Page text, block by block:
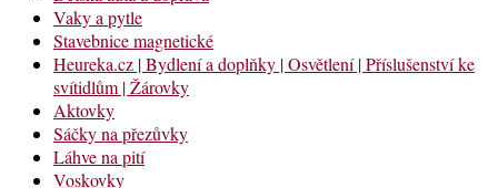
Vaky a pytle
Stavebnice magnetické
Heureka.cz | Bydlení a doplňky | Osvětlení | Příslušenství ke
svítidlům | Žárovky
Aktovky
Sáčky na přezůvky
Láhve na pití
Voskovky